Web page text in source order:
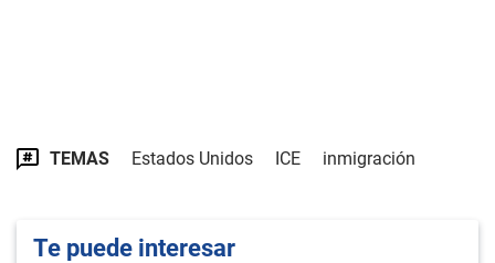
TEMAS Estados Unidos ICE inmigración
Te puede interesar